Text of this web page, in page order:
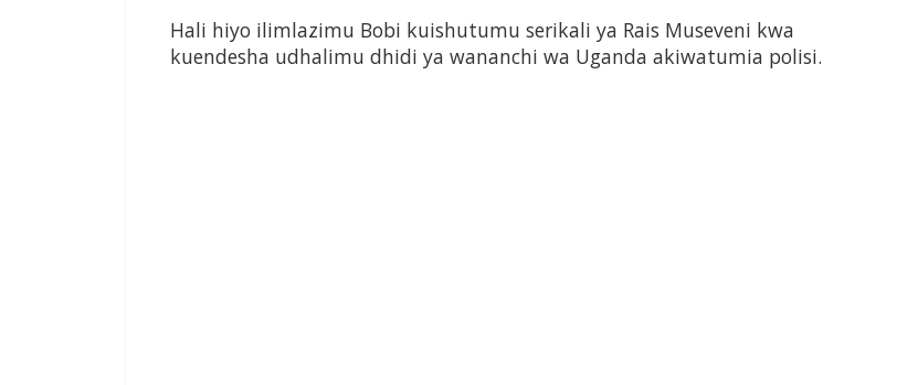
Hali hiyo ilimlazimu Bobi kuishutumu serikali ya Rais Museveni kwa
kuendesha udhalimu dhidi ya wananchi wa Uganda akiwatumia polisi.